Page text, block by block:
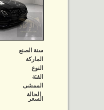
سنة الصنع
الماركة
النوع
الفئة
الممشى
الحالة
السعر